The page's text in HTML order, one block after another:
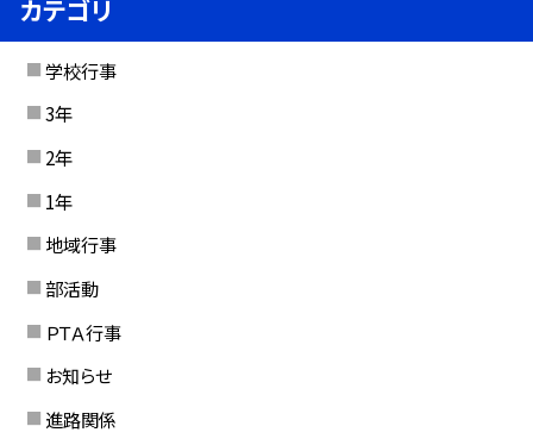
カテゴリ
学校行事
3年
2年
1年
地域行事
部活動
ＰＴＡ行事
お知らせ
進路関係